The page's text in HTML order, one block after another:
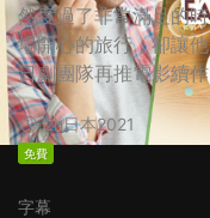
然度過了非常滿足的
場開心的旅行，卻讓
日劇團隊再推電影續
2h日本2021
免費
字幕